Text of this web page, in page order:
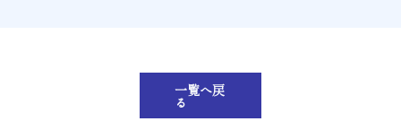
一覧へ戻
る